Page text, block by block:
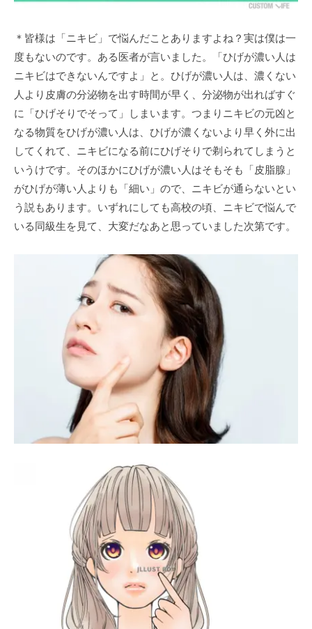
＊皆様は「ニキビ」で悩んだことありますよね？実は僕は一
度もないのです。ある医者が言いました。「ひげが濃い人は
ニキビはできないんですよ」と。ひげが濃い人は、濃くない
人より皮膚の分泌物を出す時間が早く、分泌物が出ればすぐ
に「ひげそりでそって」しまいます。つまりニキビの元凶と
なる物質をひげが濃い人は、ひげが濃くないより早く外に出
してくれて、ニキビになる前にひげそりで剃られてしまうと
いうけです。そのほかにひげが濃い人はそもそも「皮脂腺」
がひげが薄い人よりも「細い」ので、ニキビが通らないとい
う説もあります。いずれにしても高校の頃、ニキビで悩んで
いる同級生を見て、大変だなあと思っていました次第です。